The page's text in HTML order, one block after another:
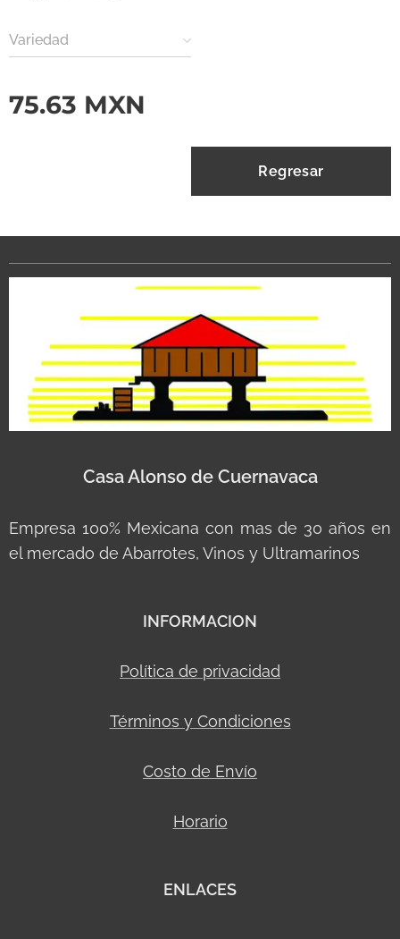
Variedad
75.63 MXN
Regresar
Casa Alonso de Cuernavaca
Empresa 100% Mexicana con mas de 30 años en
el mercado de Abarrotes, Vinos y Ultramarinos
INFORMACION
Política de privacidad
Términos y Condiciones
Costo de Envío
Horario
ENLACES